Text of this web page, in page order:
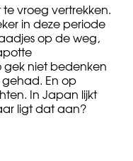
te vroeg vertrekken.
in deze periode
op de weg,
gek niet bedenken
En op
In Japan lijkt
ligt dat aan?